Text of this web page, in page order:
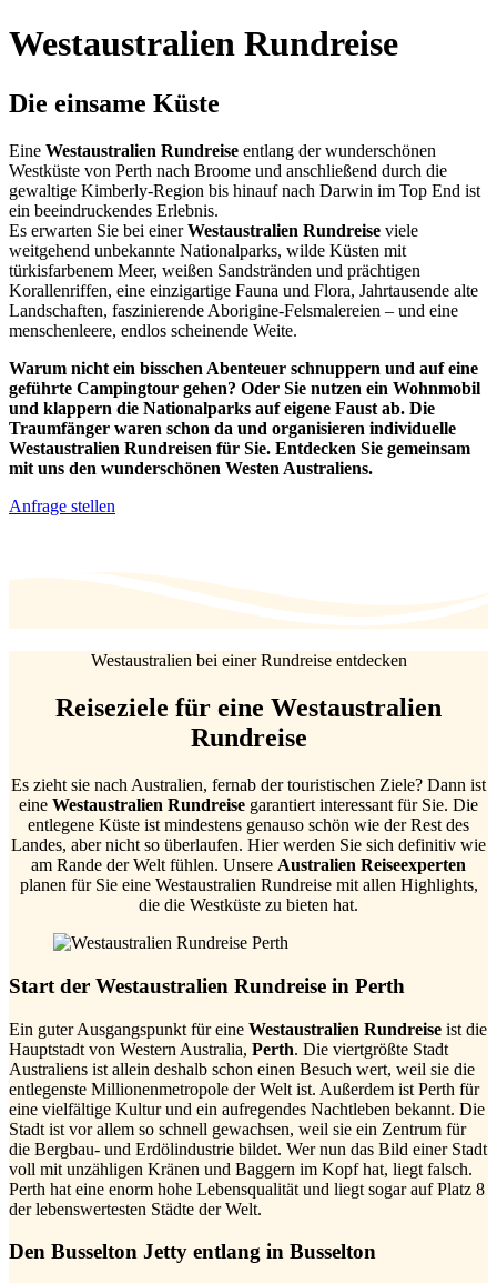
Westaustralien Rundreise
Die einsame Küste
Eine Westaustralien Rundreise entlang der wunderschönen
Westküste von Perth nach Broome und anschließend durch die
gewaltige Kimberly-Region bis hinauf nach Darwin im Top End ist
ein beeindruckendes Erlebnis.
Es erwarten Sie bei einerWestaustralien Rundreise viele
weitgehend unbekannte Nationalparks, wilde Küsten mit
türkisfarbenem Meer, weißen Sandstränden und prächtigen
Korallenriffen, eine einzigartige Fauna und Flora, Jahrtausende alte
Landschaften, faszinierende Aborigine-Felsmalereien – und eine
menschenleere, endlos scheinende Weite.
Warum nicht ein bisschen Abenteuer schnuppern und auf eine
geführte Campingtour gehen? Oder Sie nutzen ein Wohnmobil
und klappern die Nationalparks auf eigene Faust ab. Die
Traumfänger waren schon da und organisieren individuelle
Westaustralien Rundreisen für Sie. Entdecken Sie gemeinsam
mit uns den wunderschönen Westen Australiens.
Anfrage stellen
Westaustralien bei einer Rundreise entdecken
Reiseziele für eine Westaustralien
Rundreise
Es zieht sie nach Australien, fernab der touristischen Ziele? Dann ist
eine Westaustralien Rundreise garantiert interessant für Sie. Die
entlegene Küste ist mindestens genauso schön wie der Rest des
Landes, aber nicht so überlaufen. Hier werden Sie sich definitiv wie
am Rande der Welt fühlen. Unsere Australien Reiseexperten
planen für Sie eine Westaustralien Rundreise mit allen Highlights,
die die Westküste zu bieten hat.
Start der Westaustralien Rundreise in Perth
Ein guter Ausgangspunkt für eine Westaustralien Rundreise ist die
Hauptstadt von Western Australia, Perth. Die viertgrößte Stadt
Australiens ist allein deshalb schon einen Besuch wert, weil sie die
entlegenste Millionenmetropole der Welt ist. Außerdem ist Perth für
eine vielfältige Kultur und ein aufregendes Nachtleben bekannt. Die
Stadt ist vor allem so schnell gewachsen, weil sie ein Zentrum für
die Bergbau- und Erdölindustrie bildet. Wer nun das Bild einer Stadt
voll mit unzähligen Kränen und Baggern im Kopf hat, liegt falsch.
Perth hat eine enorm hohe Lebensqualität und liegt sogar auf Platz 8
der lebenswertesten Städte der Welt.
Den Busselton Jetty entlang in Busselton